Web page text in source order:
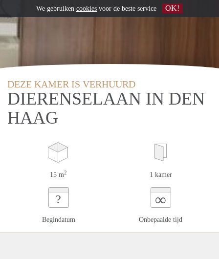
DEZE KAMER IS VERHUURD
DIERENSELAAN IN DEN
HAAG
15 m2 1 kamer
?
Begindatum
∞
Onbepaalde tijd
We gebruiken cookies voor de beste service OK!